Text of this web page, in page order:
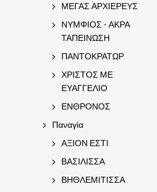
ΜΕΓΑΣ ΑΡΧΙΕΡΕΥΣ
ΝΥΜΦΙΟΣ - ΑΚΡΑ
ΤΑΠΕΙΝΩΣΗ
ΠΑΝΤΟΚΡΑΤΩΡ
ΧΡΙΣΤΟΣ ΜΕ
ΕΥΑΓΓΕΛΙΟ
ΕΝΘΡΟΝΟΣ
Παναγία
ΑΞΙΟΝ ΕΣΤΙ
ΒΑΣΙΛΙΣΣΑ
ΒΗΘΛΕΜΙΤΙΣΣΑ